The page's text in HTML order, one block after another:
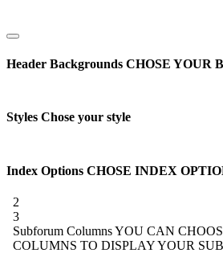
Header Backgrounds CHOSE YOUR
Styles Chose your style
Index Options CHOSE INDEX
2
3
Subforum ColumnsYOU CAN
COLUMNS TO DISPLAY YOUR